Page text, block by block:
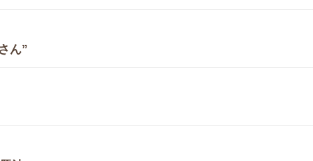
ん”